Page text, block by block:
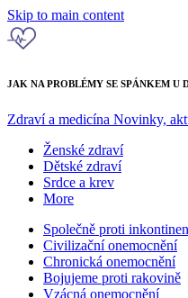
Skip to main content
JAK NA PROBLÉMY SE SPÁNKEM U
Zdraví a medicína Novinky,
Ženské zdraví
Dětské zdraví
Srdce a krev
More
Společně proti
Civilizační onemocnění
Chronická onemocnění
Bojujeme proti rakovině
Vzácná onemocnění